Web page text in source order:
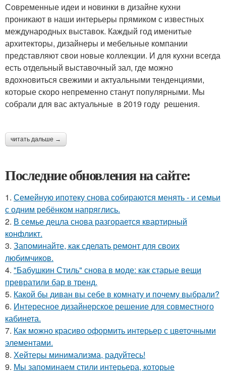
Современные идеи и новинки в дизайне кухни
проникают в наши интерьеры прямиком с известных
международных выставок. Каждый год именитые
архитекторы, дизайнеры и мебельные компании
представляют свои новые коллекции. И для кухни всегда
есть отдельный выставочный зал, где можно
вдохновиться свежими и актуальными тенденциями,
которые скоро непременно станут популярными. Мы
собрали для вас актуальные в 2019 году решения.
читать дальше →
Последние обновления на сайте:
1. Семейную ипотеку снова собираются менять - и семьи
с одним ребёнком напряглись.
2. В семье децла снова разгорается квартирный
конфликт.
3. Запоминайте, как сделать ремонт для своих
любимчиков.
4. "Бабушкин Стиль" снова в моде: как старые вещи
превратили бар в тренд.
5. Какой бы диван вы себе в комнату и почему выбрали?
6. Интересное дизайнерское решение для совместного
кабинета.
7. Как можно красиво оформить интерьер с цветочными
элементами.
8. Хейтеры минимализма, радуйтесь!
9. Мы запоминаем стили интерьера, которые